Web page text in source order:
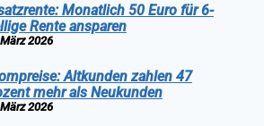
Monatlich 50 Euro für 6-
Rente ansparen
2026
Altkunden zahlen 47
mehr als Neukunden
2026